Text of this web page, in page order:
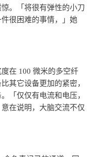
。「将很有弹性的小刀
很困难的事情，」她
在 100 微米的多空纤
其它设备更加的紧密，
「仅仅有电流和电压，
在说明，大脑交流不仅